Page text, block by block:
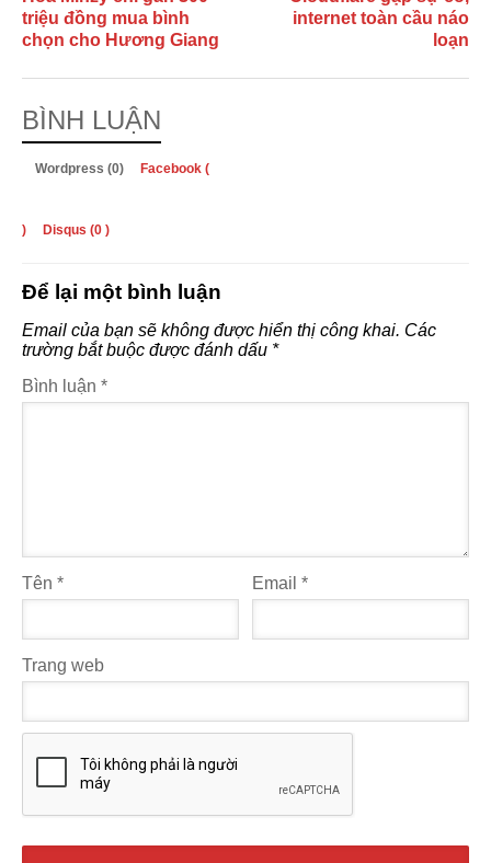
triệu đồng mua bình
chọn cho Hương Giang
internet toàn cầu náo
loạn
BÌNH LUẬN
Wordpress (0) Facebook (
) Disqus (0 )
Để lại một bình luận
Email của bạn sẽ không được hiển thị công khai. Các
trường bắt buộc được đánh dấu *
Bình luận *
Tên * Email*
Trang web